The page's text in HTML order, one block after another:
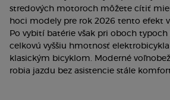
stredových motoroch môžete cítiť
hoci modely pre rok 2026 tento efekt
Po vybití batérie však pri oboch
celkovú vyššiu hmotnosť
klasickým bicyklom. Moderné
robia jazdu bez asistencie stále